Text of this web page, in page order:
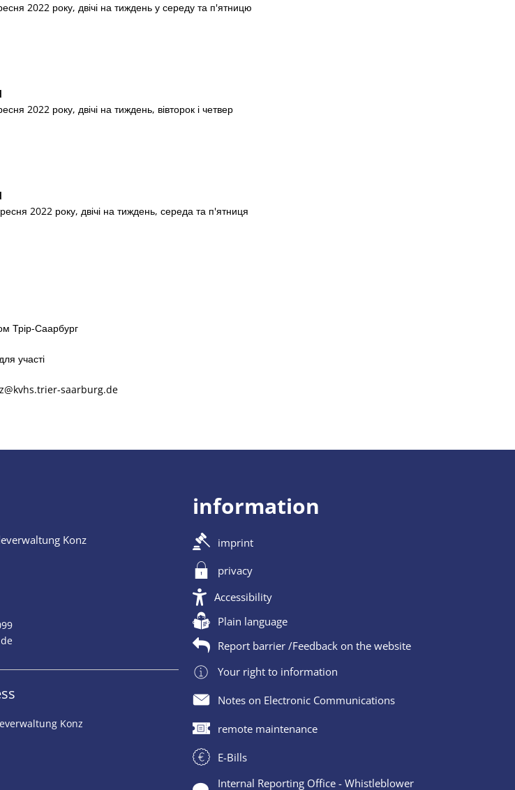
2022 року, двічі на тиждень у середу та п'ятницю
2022 року, двічі на тиждень, вівторок і четвер
2022 року, двічі на тиждень, середа та п'ятниця
Трір-Саарбург
участі
saarburg.de
Konz
Konz
information
imprint
privacy
Accessibility
Plain language
Report barrier /Feedback on the website
Your right to information
Notes on Electronic Communications
remote maintenance
E-Bills
Internal Reporting Office - Whistleblower